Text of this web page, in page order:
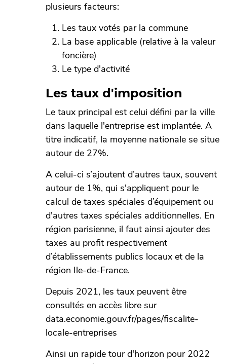
plusieurs facteurs:
Les taux votés par la commune
La base applicable (relative à la valeur
foncière)
Le type d'activité
Les taux d'imposition
Le taux principal est celui défini par la ville
dans laquelle l'entreprise est implantée. A
titre indicatif, la moyenne nationale se situe
autour de 27%.
A celui-ci s’ajoutent d’autres taux, souvent
autour de 1%, qui s'appliquent pour le
calcul de taxes spéciales d’équipement ou
d'autres taxes spéciales additionnelles. En
région parisienne, il faut ainsi ajouter des
taxes au profit respectivement
d’établissements publics locaux et de la
région Ile-de-France.
Depuis 2021, les taux peuvent être
consultés en accès libre sur
data.economie.gouv.fr/pages/fiscalite-
locale-entreprises
Ainsi un rapide tour d'horizon pour 2022